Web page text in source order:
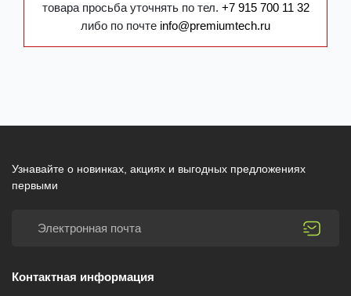
товара просьба уточнять по тел. +7 915 700 11 32
либо по почте info@premiumtech.ru
Узнавайте о новинках, акциях и выгодных предложениях
первыми
Контактная информация